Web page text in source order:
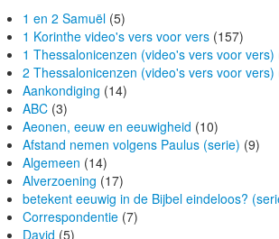
1 en 2 Samuël (5)
1 Korinthe video's vers voor vers (157)
1 Thessalonicenzen (video's vers voor vers)
2 Thessalonicenzen (video's vers voor vers)
Aankondiging (14)
ABC (3)
Aeonen, eeuw en eeuwigheid (10)
Afstand nemen volgens Paulus (serie) (9)
Algemeen (14)
Alverzoening (17)
betekent eeuwig in de Bijbel eindeloos?
Correspondentie (7)
David (5)